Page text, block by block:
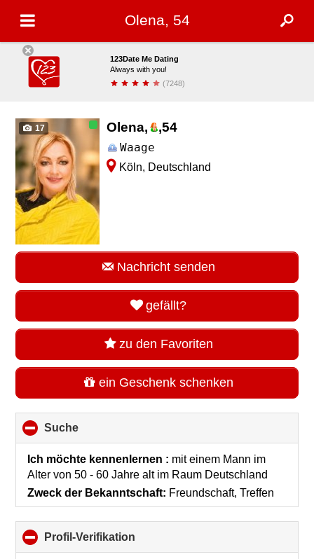
Olena, 54
123Date Me Dating
Always with you!
(7248)
17
Olena, ,54
Waage
Köln, Deutschland
Nachricht senden
gefällt?
zu den Favoriten
ein Geschenk schenken
Suche
to
collapse
contents
Ich möchte kennenlernen : mit einem Mann im
Alter von 50 - 60 Jahre alt im Raum Deutschland
Zweck der Bekanntschaft: Freundschaft, Treffen
Profil-Verifikation
to